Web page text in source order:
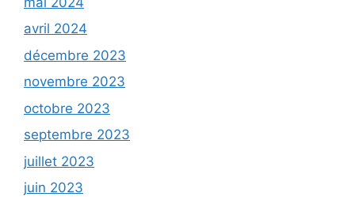
avril 2024
décembre 2023
novembre 2023
octobre 2023
septembre 2023
juillet 2023
juin 2023